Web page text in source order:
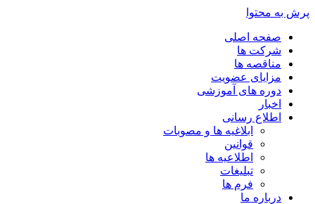
پرش به محتوا
صفحه اصلی
شرکت ها
مناقصه ها
مزایای عضویت
دوره های آموزشی
اخبار
اطلاع رسانی
ابلاغیه ها و مصوبات
قوانین
اطلاعیه ها
تبلیغات
فرم ها
درباره ما